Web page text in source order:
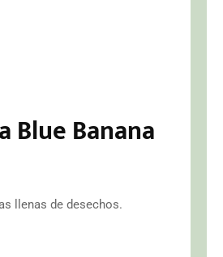
Banana
llenas de desechos.